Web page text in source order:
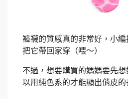
褲襪的質感真的非常好 ， 小編
把它帶回家穿（喂～）
不過 ，想要購買的媽媽要先
以用純色系的才能顯出俏皮的